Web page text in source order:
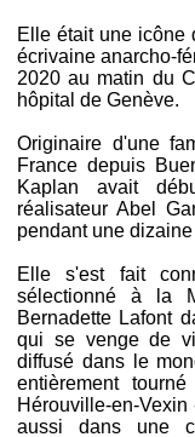
Elle était une icône
écrivaine anarcho-
2020 au matin du
hôpital de Genève.
Originaire d'une
France depuis
Kaplan avait
réalisateur Abel
pendant une
Elle s'est fait
sélectionné à la
Bernadette Lafont
qui se venge de
diffusé dans le
entièrement
Hérouville-en-
aussi dans une